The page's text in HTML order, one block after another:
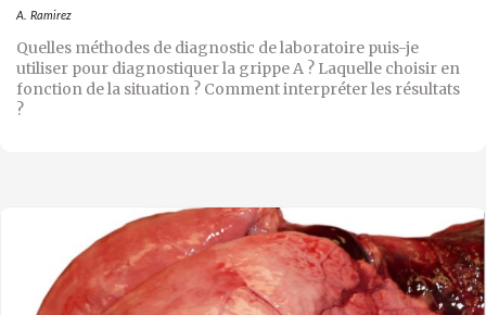
A. Ramirez
Quelles méthodes de diagnostic de laboratoire puis-je
utiliser pour diagnostiquer la grippe A ? Laquelle choisir en
fonction de la situation ? Comment interpréter les résultats
?